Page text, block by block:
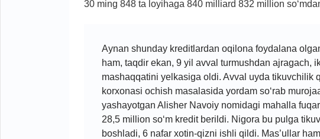
30 ming 848 ta loyihaga 840 milliard 832 million
Aynan shunday kreditlardan oqilona foydalana
ham, taqdir ekan, 9 yil avval turmushdan ajragach,
mashaqqatini yelkasiga oldi. Avval uyda tikuvchilik
korxonasi ochish masalasida yordam so‘rab
yashayotgan Alisher Navoiy nomidagi mahalla
28,5 million so‘m kredit berildi. Nigora bu pulga
boshladi, 6 nafar xotin-qizni ishli qildi. Mas’ullar